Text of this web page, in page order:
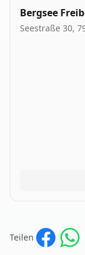
Bergsee
Seestraße 30,
Teilen